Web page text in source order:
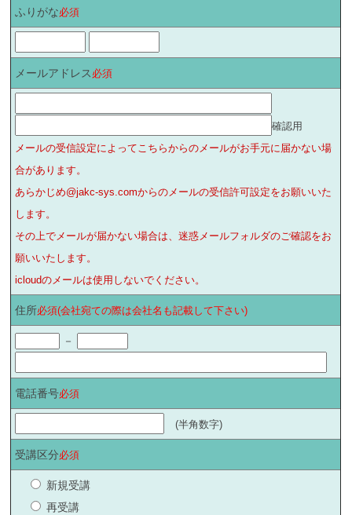
ふりがな必須
メールアドレス 必須
確認用
メールの受信設定によってこちらからのメールがお手元に届かない場
合があります。
あらかじめ@jakc-sys.comからのメールの受信許可設定をお願いいた
します。
その上でメールが届かない場合は、迷惑メールフォルダのご確認をお
願いいたします。
icloudのメールは使用しないでください。
住所必須(会社宛ての際は会社名も記載して下さい)
－
電話番号必須
(半角数字)
受講区分必須
新規受講
再受講